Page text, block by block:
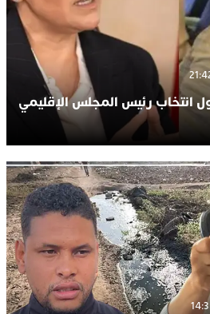
انتخاب رئيس المجلس الإقليمي